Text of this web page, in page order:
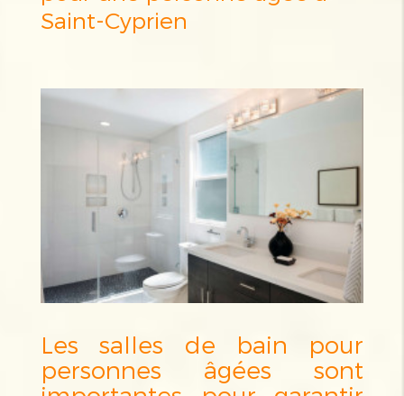
Saint-Cyprien
Les salles de bain pour
personnes âgées sont